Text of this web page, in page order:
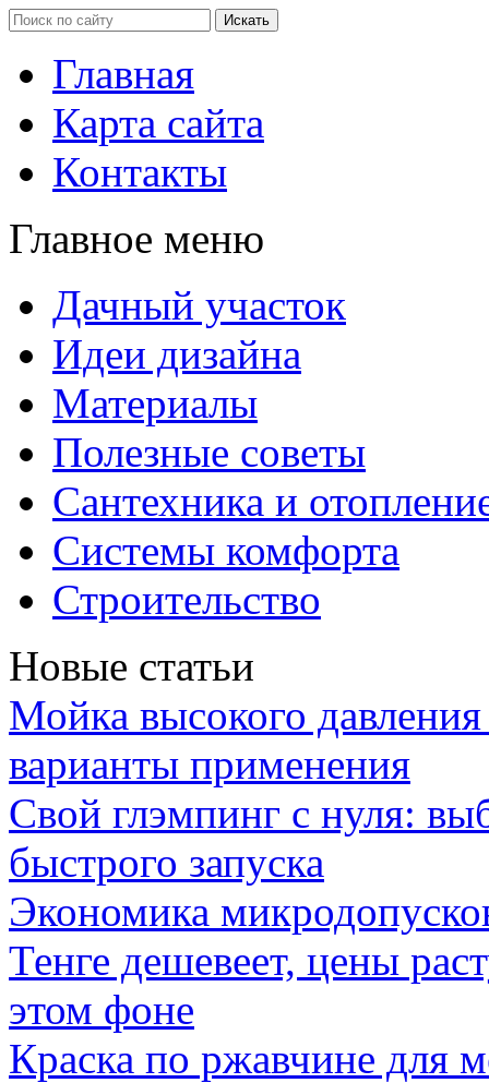
Главная
Карта сайта
Контакты
Главное меню
Дачный участок
Идеи дизайна
Материалы
Полезные советы
Сантехника и
Системы комфорта
Строительство
Новые статьи
Мойка высокого
варианты применения
Свой глэмпинг с нуля:
быстрого запуска
Экономика
Тенге дешевеет, цены
этом фоне
Краска по ржавчине для